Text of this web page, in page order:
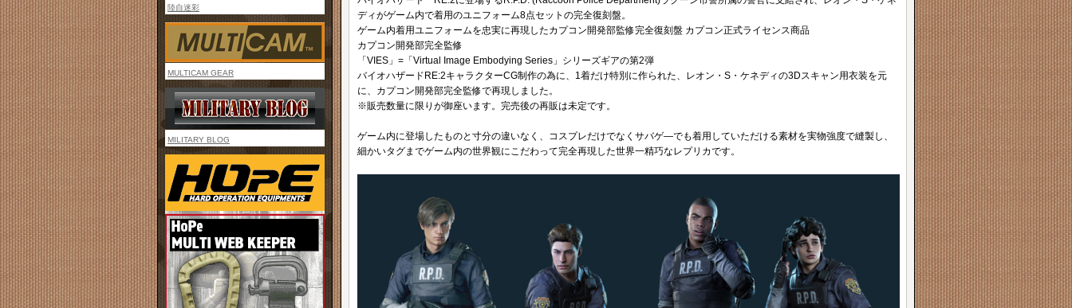
ディがゲーム内で着用のユニフォーム8点セットの完全復刻盤。
ゲーム内着用ユニフォームを忠実に再現したカプコン開発部監修完全復刻盤 カプコン正式ライセンス商品
カプコン開発部完全監修
「VIES」=「Virtual Image Embodying Series」シリーズギアの第2弾
バイオハザードRE:2キャラクターCG制作の為に、1着だけ特別に作られた、レオン・S・ケネディの3Dスキャン用衣装を元
に、カプコン開発部完全監修で再現しました。
※販売数量に限りが御座います。完売後の再販は未定です。
ゲーム内に登場したものと寸分の違いなく、コスプレだけでなくサバゲ―でも着用していただける素材を実物強度で縫製し、
細かいタグまでゲーム内の世界観にこだわって完全再現した世界一精巧なレプリカです。
陸自迷彩
MULTICAM GEAR
MILITARY BLOG